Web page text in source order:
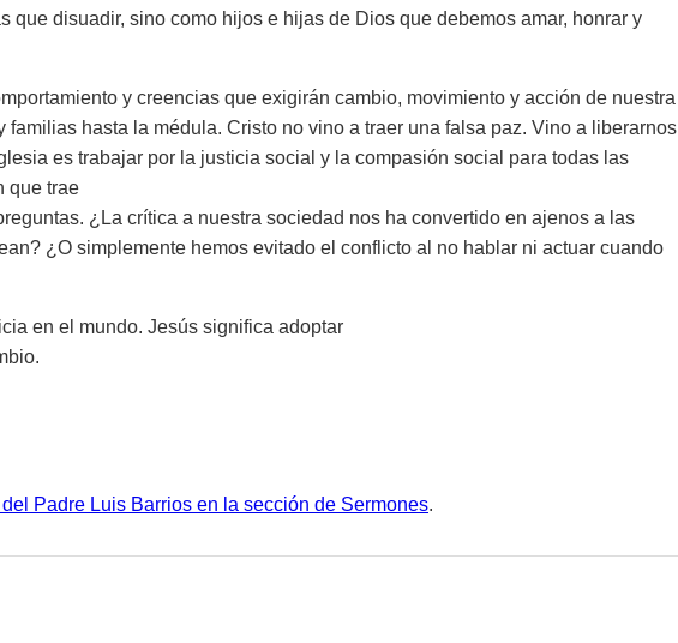
que disuadir, sino como hijos e hijas de Dios que debemos amar, honrar y
y creencias que exigirán cambio, movimiento y acción de nuestra
familias hasta la médula. Cristo no vino a traer una falsa paz. Vino a liberarnos
es trabajar por la justicia social y la compasión social para todas las
que trae
¿La crítica a nuestra sociedad nos ha convertido en ajenos a las
¿O simplemente hemos evitado el conflicto al no hablar ni actuar cuando
en el mundo. Jesús significa adoptar
Padre Luis Barrios en la sección de Sermones.